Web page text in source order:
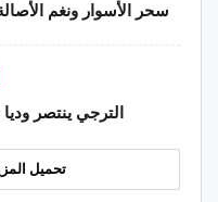
سحر الأسوار ونغم
الترجي ينتصر
تحميل